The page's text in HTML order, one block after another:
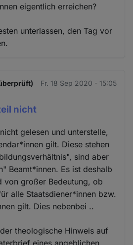
eigentlich erreichen?
unterlassen, den Tag vor
Fr. 18 Sep 2020 - 15:05
nicht
gelesen und unterstelle,
gilt. Diese stehen
sind aber
Beamt*innen. Es ist deshalb
von großer Bedeutung, ob
alle Staatsdiener*innen bzw.
gilt. Dies nebenbei ..
theologische Hinweis auf